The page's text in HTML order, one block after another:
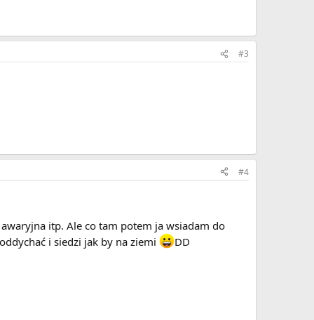
#3
#4
itp. Ale co tam potem ja wsiadam do
i siedzi jak by na ziemi
DD